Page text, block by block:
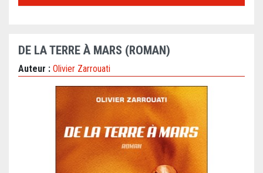
DE LA TERRE À MARS (ROMAN)
Auteur : Olivier Zarrouati